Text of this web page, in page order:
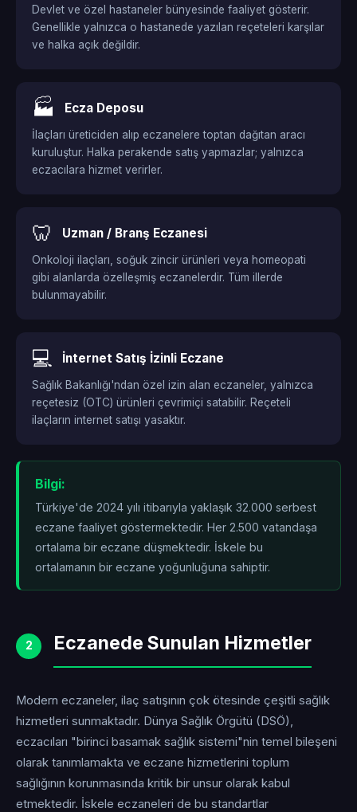
Devlet ve özel hastaneler bünyesinde faaliyet gösterir.
Genellikle yalnızca o hastanede yazılan reçeteleri karşılar
ve halka açık değildir.
🏭 Ecza Deposu
İlaçları üreticiden alıp eczanelere toptan dağıtan aracı
kuruluştur. Halka perakende satış yapmazlar; yalnızca
eczacılara hizmet verirler.
🦷 Uzman / Branş Eczanesi
Onkoloji ilaçları, soğuk zincir ürünleri veya homeopati
gibi alanlarda özelleşmiş eczanelerdir. Tüm illerde
bulunmayabilir.
💻 İnternet Satış İzinli Eczane
Sağlık Bakanlığı'ndan özel izin alan eczaneler, yalnızca
reçetesiz (OTC) ürünleri çevrimiçi satabilir. Reçeteli
ilaçların internet satışı yasaktır.
Bilgi:
Türkiye'de 2024 yılı itibarıyla yaklaşık 32.000 serbest
eczane faaliyet göstermektedir. Her 2.500 vatandaşa
ortalama bir eczane düşmektedir. İskele bu
ortalamanın bir eczane yoğunluğuna sahiptir.
2 Eczanede Sunulan Hizmetler
Modern eczaneler, ilaç satışının çok ötesinde çeşitli sağlık
hizmetleri sunmaktadır. Dünya Sağlık Örgütü (DSÖ),
eczacıları "birinci basamak sağlık sistemi"nin temel bileşeni
olarak tanımlamakta ve eczane hizmetlerini toplum
sağlığının korunmasında kritik bir unsur olarak kabul
etmektedir. İskele eczaneleri de bu standartlar